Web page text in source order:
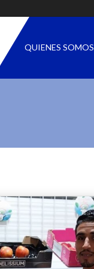
QUIENES SOMOS